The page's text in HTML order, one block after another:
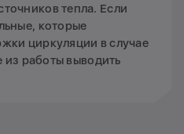
тепла. Если
которые
циркуляции в случае
из работы выводить